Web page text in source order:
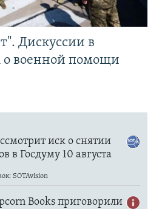
Дискуссии в
военной помощи